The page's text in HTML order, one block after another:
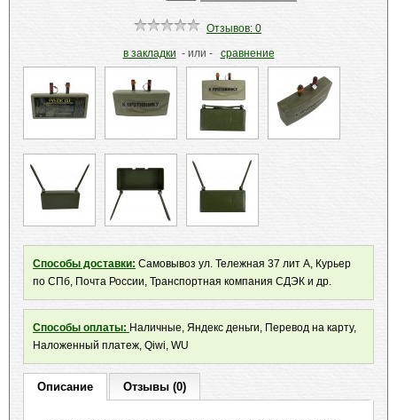
Отзывов: 0
в закладки - или - сравнение
Способы доставки: Самовывоз ул. Тележная 37 лит А, Курьер
по СПб, Почта России, Транспортная компания СДЭК и др.
Способы оплаты: Наличные, Яндекс деньги, Перевод на карту,
Наложенный платеж, Qiwi, WU
Описание Отзывы (0)